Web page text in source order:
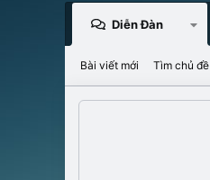
Diễn Đàn
Bài viết mới Tìm chủ đề